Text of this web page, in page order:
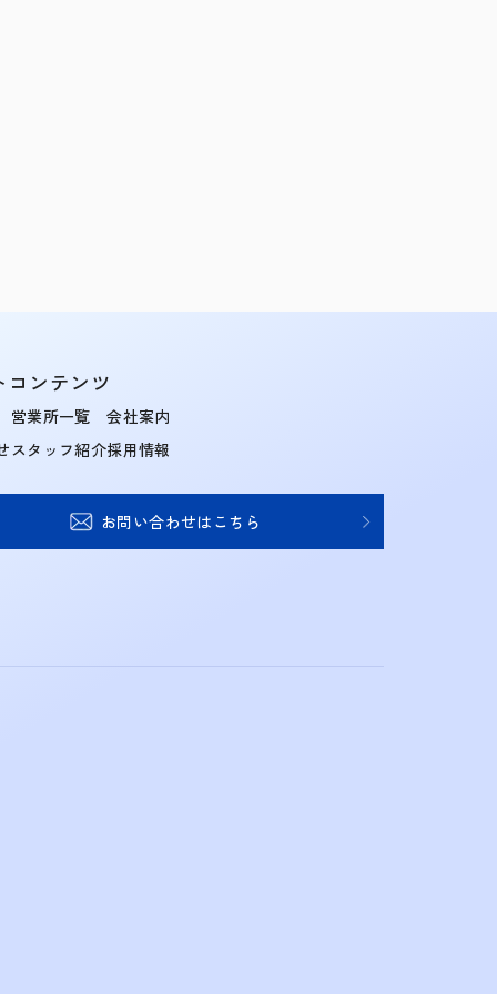
コンテンツ
営業所一覧
スタッフ紹介
会社案内
採用情報
お問い合わせはこちら